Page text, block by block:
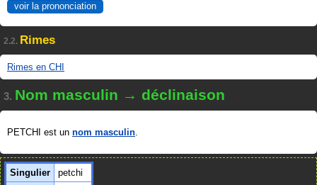
voir la prononciation
2.2. Rimes
Rimes en CHI
3. Nom masculin → déclinaison
PETCHI est un nom masculin.
Singulier
petchi